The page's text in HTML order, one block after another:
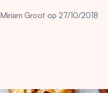
Miriam Groot op 27/10/2018